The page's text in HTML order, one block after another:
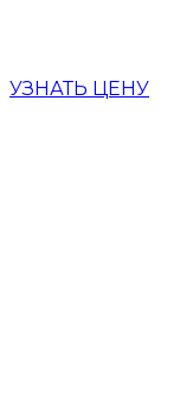
УЗНАТЬ ЦЕНУ